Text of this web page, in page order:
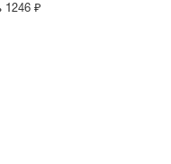
1246 ₽